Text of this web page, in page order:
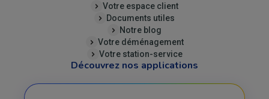
Votre espace client
Documents utiles
Notre blog
Votre déménagement
Votre station-service
Découvrez nos applications